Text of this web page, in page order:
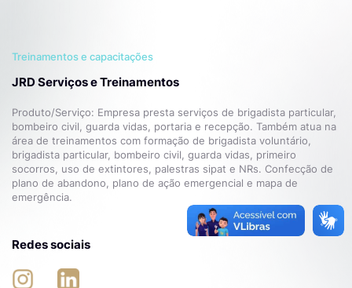
Treinamentos e capacitações
JRD Serviços e Treinamentos
Produto/Serviço: Empresa presta serviços de brigadista particular,
bombeiro civil, guarda vidas, portaria e recepção. Também atua na
área de treinamentos com formação de brigadista voluntário,
brigadista particular, bombeiro civil, guarda vidas, primeiro
socorros, uso de extintores, palestras sipat e NRs. Confecção de
plano de abandono, plano de ação emergencial e mapa de
emergência.
Redes sociais